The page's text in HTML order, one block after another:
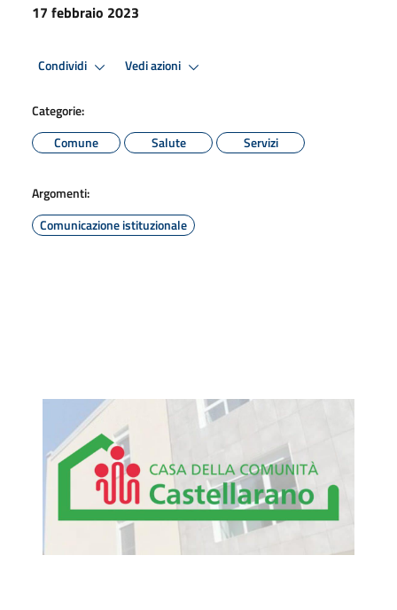
17 febbraio 2023
Condividi Vedi azioni
Categorie:
Comune
Salute Servizi
Argomenti:
Comunicazione istituzionale